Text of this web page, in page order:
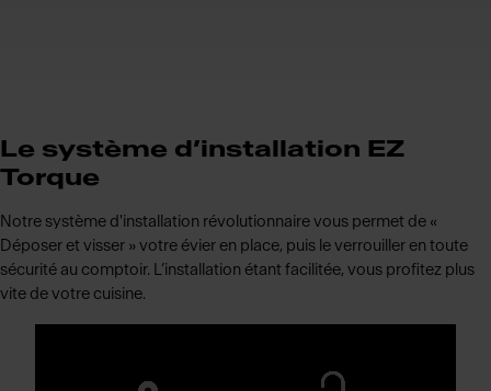
Le système d’installation EZ
Torque
Notre système d'installation révolutionnaire vous permet de «
Déposer et visser » votre évier en place, puis le verrouiller en toute
sécurité au comptoir. L’installation étant facilitée, vous profitez plus
vite de votre cuisine.